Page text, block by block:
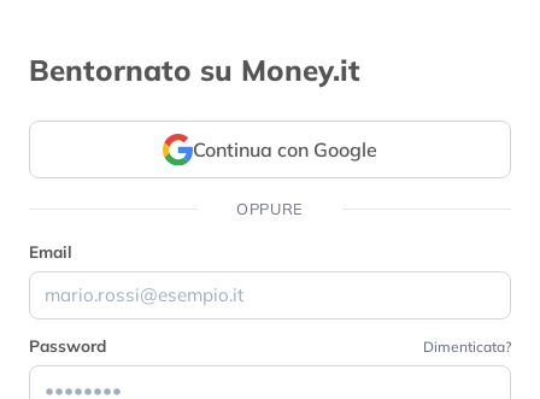
Bentornato su Money.it
Continua con Google
OPPURE
Email
Password Dimenticata?